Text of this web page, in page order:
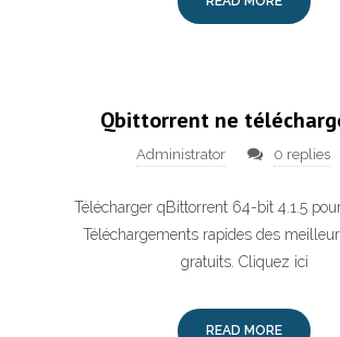
Qbittorrent ne
Administrator 0 replies
Télécharger qBittorrent 64-bit 4.1.5
Téléchargements rapides des
gratuits. Cliquez ici
READ MORE